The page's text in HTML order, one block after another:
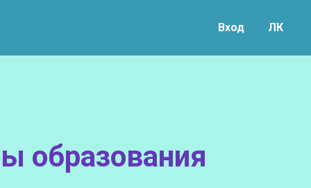
Вход ЛК
образования